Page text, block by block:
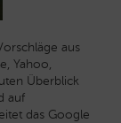
aus
Yahoo,
Überblick
auf
das Google